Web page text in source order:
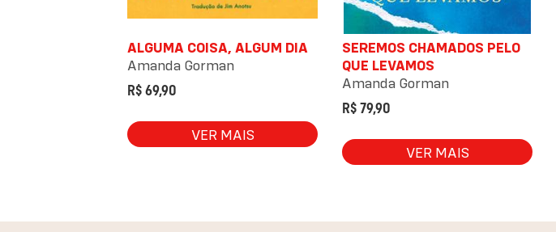
ALGUMA COISA, ALGUM DIA
Amanda Gorman
R$ 69,90
VER MAIS
SEREMOS CHAMADOS PELO
QUE LEVAMOS
Amanda Gorman
R$ 79,90
VER MAIS